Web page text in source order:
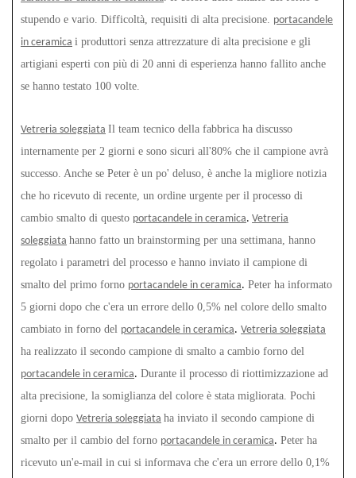
stupendo e vario. Difficoltà, requisiti di alta precisione. portacandele
in ceramica i produttori senza attrezzature di alta precisione e gli
artigiani esperti con più di 20 anni di esperienza hanno fallito anche
se hanno testato 100 volte.
Vetreria soleggiata Il team tecnico della fabbrica ha discusso
internamente per 2 giorni e sono sicuri all'80% che il campione avrà
successo. Anche se Peter è un po' deluso, è anche la migliore notizia
che ho ricevuto di recente, un ordine urgente per il processo di
cambio smalto di questo portacandele in ceramica. Vetreria
soleggiata hanno fatto un brainstorming per una settimana, hanno
regolato i parametri del processo e hanno inviato il campione di
smalto del primo forno portacandele in ceramica. Peter ha informato
5 giorni dopo che c'era un errore dello 0,5% nel colore dello smalto
cambiato in forno del portacandele in ceramica. Vetreria soleggiata
ha realizzato il secondo campione di smalto a cambio forno del
portacandele in ceramica. Durante il processo di riottimizzazione ad
alta precisione, la somiglianza del colore è stata migliorata. Pochi
giorni dopo Vetreria soleggiata ha inviato il secondo campione di
smalto per il cambio del forno portacandele in ceramica. Peter ha
ricevuto un'e-mail in cui si informava che c'era un errore dello 0,1%